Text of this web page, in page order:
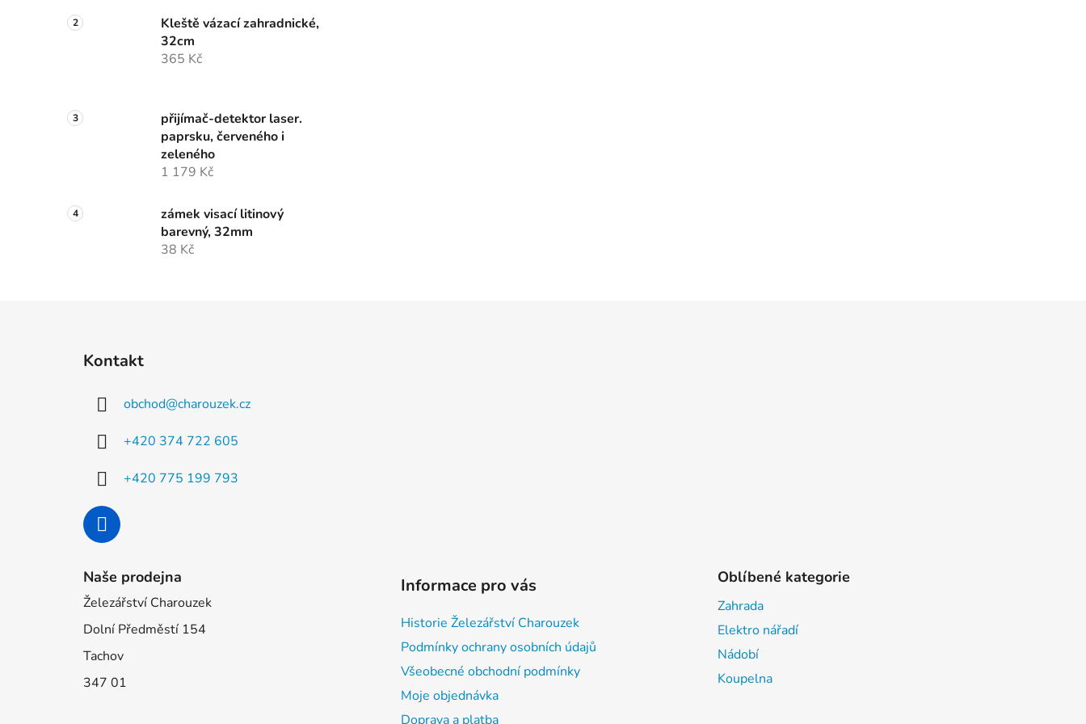
Kleště vázací zahradnické,
32cm
365 Kč
přijímač-detektor laser.
paprsku, červeného i
zeleného
1 179 Kč
zámek visací litinový
barevný, 32mm
38 Kč
Kontakt
obchod@charouzek.cz
+420 374 722 605
+420 775 199 793
Naše prodejna
Železářství Charouzek
Dolní Předměstí 154
Tachov
347 01
Informace pro vás
Historie Železářství Charouzek
Podmínky ochrany osobních údajů
Všeobecné obchodní podmínky
Moje objednávka
Doprava a platba
Oblíbené kategorie
Zahrada
Elektro nářadí
Nádobí
Koupelna